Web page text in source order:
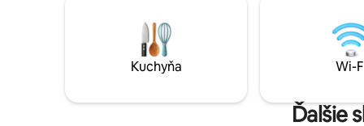
Kuchyňa Wi-
Ďalšie